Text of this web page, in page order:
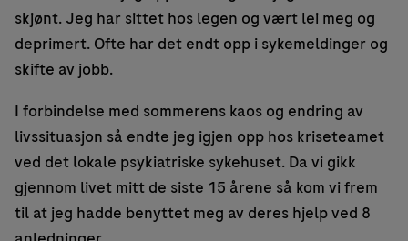
skjønt. Jeg har sittet hos legen og vært lei meg og
deprimert. Ofte har det endt opp i sykemeldinger og
skifte av jobb.
I forbindelse med sommerens kaos og endring av
livssituasjon så endte jeg igjen opp hos kriseteamet
ved det lokale psykiatriske sykehuset. Da vi gikk
gjennom livet mitt de siste 15 årene så kom vi frem
til at jeg hadde benyttet meg av deres hjelp ved 8